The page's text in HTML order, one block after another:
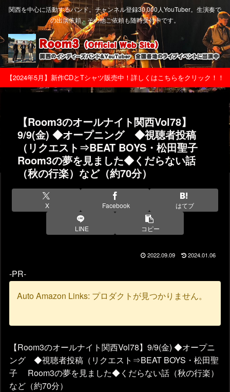
関西を中心に活動するバンド。チャンネル登録30,000人YouTuber。生演奏で
の出演依頼、その他ご依頼も随時受付中です。
【2024年5月】新作CDとTシャツ販売中！詳しくはこちらをクリック！！
【Room3のオールナイト関西Vol78】
9/9(金) ◆オープニング ◆視聴者投稿
（リクエスト⇒BEAT BOYS・松田聖子
Room3の夢を見ました◆くだらない話
（秋の行楽）など（約70分）
X Facebook はてブ
LINE コピー
2022.09.09 2024.01.06
-PR-
Auto Amazon Links: プロダクトが見つかりません。
【Room3のオールナイト関西Vol78】9/9(金) ◆オープニ
ング ◆視聴者投稿（リクエスト⇒BEAT BOYS・松田聖
子 Room3の夢を見ました◆くだらない話（秋の行楽）
など（約70分）